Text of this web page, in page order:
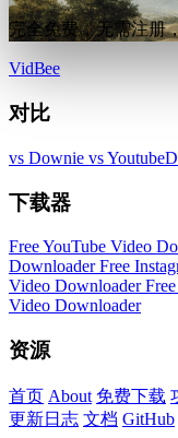
完全免费，无需注册
VidBee
对比
vs Downie vs
下载器
Free YouTube Video
DownloaderFree
Video Downloader
Video Downloader
资源
首页 About 免费下载
更新日志 文档 GitHub